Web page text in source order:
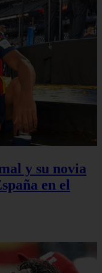
y su novia
en el